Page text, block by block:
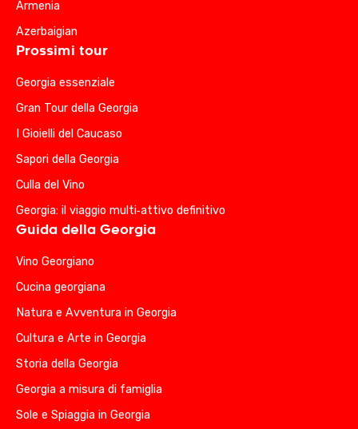
Armenia
Azerbaigian
Prossimi tour
Georgia essenziale
Gran Tour della Georgia
I Gioielli del Caucaso
Sapori della Georgia
Culla del Vino
Georgia: il viaggio multi‑attivo definitivo
Guida della Georgia
Vino Georgiano
Cucina georgiana
Natura e Avventura in Georgia
Cultura e Arte in Georgia
Storia della Georgia
Georgia a misura di famiglia
Sole e Spiaggia in Georgia